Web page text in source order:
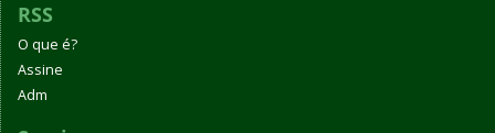
RSS
O que é?
Assine
Adm